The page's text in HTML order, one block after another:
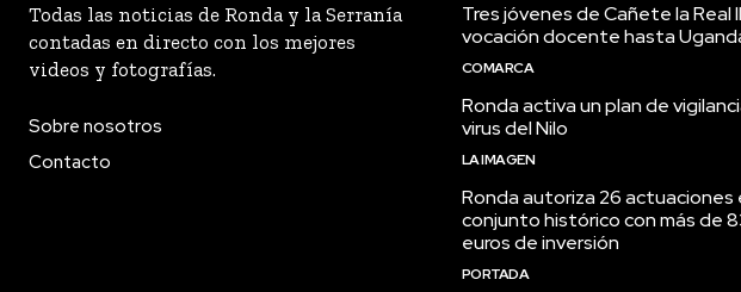
Todas las noticias de Ronda y la Serranía
contadas en directo con los mejores
videos y fotografías.
Sobre nosotros
Contacto
Tres jóvenes de Cañete la Real
vocación docente hasta
COMARCA
Ronda activa un plan de
virus del Nilo
LA IMAGEN
Ronda autoriza 26 actuaciones
conjunto histórico con más de
euros de inversión
PORTADA